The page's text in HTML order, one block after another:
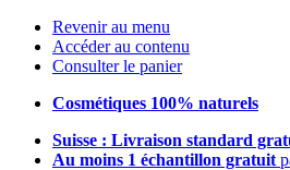
Revenir au menu
Accéder au contenu
Consulter le panier
Cosmétiques 100% naturels
Suisse : Livraison standard
Au moins 1 échantillon gratuit